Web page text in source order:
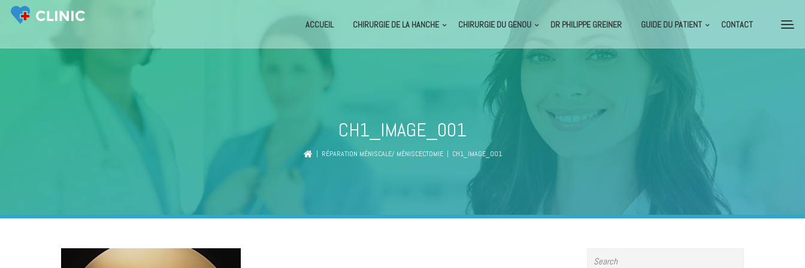
ACCUEIL CHIRURGIE DE LA HANCHE CHIRURGIE DU GENOU DR PHILIPPE GREINER GUIDE DU PATIENT CONTACT
CH1_IMAGE_001
| RÉPARATION MÉNISCALE/ MÉNISCECTOMIE| CH1_IMAGE_001